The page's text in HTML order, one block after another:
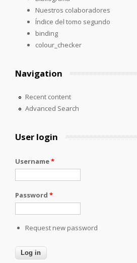
Nuestros colaboradores
Índice del tomo segundo
binding
colour_checker
Navigation
Recent content
Advanced Search
User login
Username*
Password *
Request new password